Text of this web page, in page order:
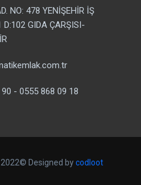
NO: 478 YENİŞEHİR İŞ
D:102 GIDA ÇARŞISI-
- 0555 868 09 18
2022© Designed bycodloot